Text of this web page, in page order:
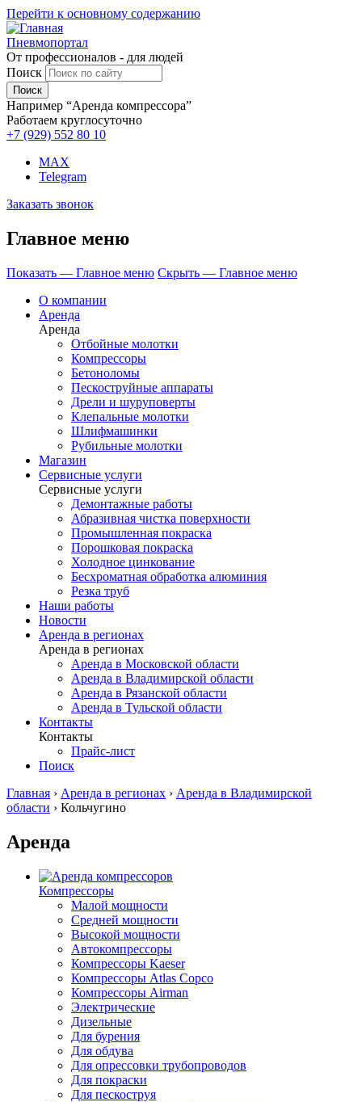
Перейти к основному содержанию
Пневмопортал
От профессионалов - для людей
Поиск
Например “Аренда компрессора”
Работаем круглосуточно
+7 (929) 552 80 10
MAX
Telegram
Заказать звонок
Главное меню
Показать — Главное меню Скрыть — Главное меню
О компании
Аренда
Аренда
Отбойные молотки
Компрессоры
Бетоноломы
Пескоструйные аппараты
Дрели и шуруповерты
Клепальные молотки
Шлифмашинки
Рубильные молотки
Магазин
Сервисные услуги
Сервисные услуги
Демонтажные работы
Абразивная чистка поверхности
Промышленная покраска
Порошковая покраска
Холодное цинкование
Бесхроматная обработка алюминия
Резка труб
Наши работы
Новости
Аренда в регионах
Аренда в регионах
Аренда в Московской области
Аренда в Владимирской области
Аренда в Рязанской области
Аренда в Тульской области
Контакты
Контакты
Прайс-лист
Поиск
Главная › Аренда в регионах › Аренда в Владимирской
области › Кольчугино
Аренда
Компрессоры
Малой мощности
Средней мощности
Высокой мощности
Автокомпрессоры
Компрессоры Kaeser
Компрессоры Atlas Copco
Компрессоры Airman
Электрические
Дизельные
Для бурения
Для обдува
Для опрессовки трубопроводов
Для покраски
Для пескоструя